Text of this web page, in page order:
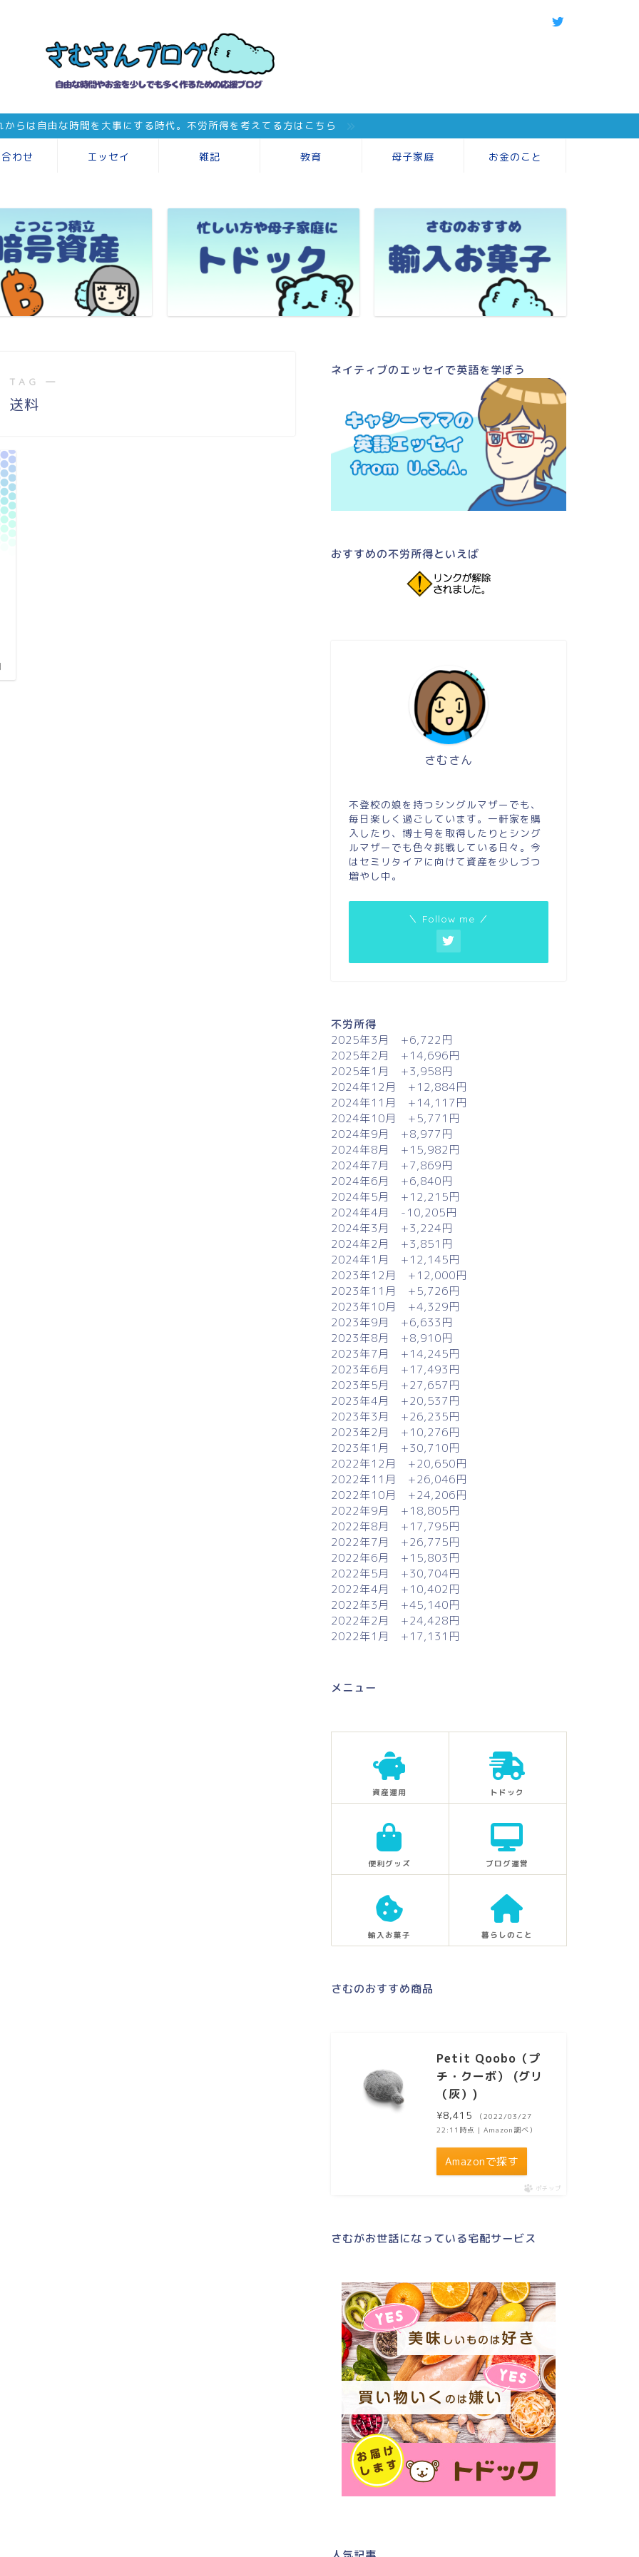
からは自由な時間を大事にする時代。不労所得を考えてる方はこちら
わせ エッセイ 雑記 教育 母子家庭 お金のこと
TAG ―
送料
ネイティブのエッセイで英語を学ぼう
おすすめの不労所得といえば
さむさん
不登校の娘を持つシングルマザーでも、
毎日楽しく過ごしています。一軒家を購
入したり、博士号を取得したりとシング
ルマザーでも色々挑戦している日々。今
はセミリタイアに向けて資産を少しづつ
増やし中。
＼ Follow me ／
不労所得
2025年3月 +6,722円
2025年2月 +14,696円
2025年1月 +3,958円
2024年12月 +12,884円
2024年11月 +14,117円
2024年10月 +5,771円
2024年9月 +8,977円
2024年8月 +15,982円
2024年7月 +7,869円
2024年6月 +6,840円
2024年5月 +12,215円
2024年4月 -10,205円
2024年3月 +3,224円
2024年2月 +3,851円
2024年1月 +12,145円
2023年12月 +12,000円
2023年11月 +5,726円
2023年10月 +4,329円
2023年9月 +6,633円
2023年8月 +8,910円
2023年7月 +14,245円
2023年6月 +17,493円
2023年5月 +27,657円
2023年4月 +20,537円
2023年3月 +26,235円
2023年2月 +10,276円
2023年1月 +30,710円
2022年12月 +20,650円
2022年11月 +26,046円
2022年10月 +24,206円
2022年9月 +18,805円
2022年8月 +17,795円
2022年7月 +26,775円
2022年6月 +15,803円
2022年5月 +30,704円
2022年4月 +10,402円
2022年3月 +45,140円
2022年2月 +24,428円
2022年1月 +17,131円
メニュー
資産運用 トドック
便利グッズ ブログ運営
輸入お菓子 暮らしのこと
さむのおすすめ商品
Petit Qoobo（プ
チ・クーボ） (グリ
（灰）)
¥8,415
（2022/03/27
22:11時点 | Amazon調べ）
Amazonで探す
ポチップ
さむがお世話になっている宅配サービス